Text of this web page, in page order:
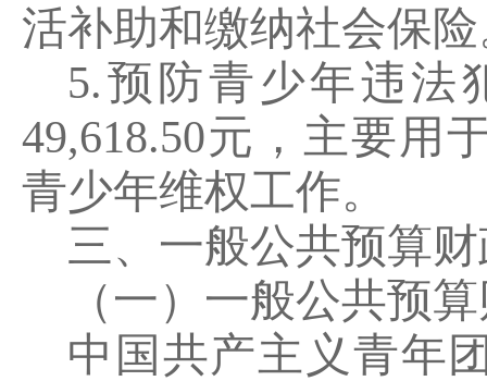
活补助和缴纳社会保
5.预防青少年违法
49,618.50元，主要用
青少年维权工作。
三、一般公共预算
（一）一般公共预
中国共产主义青年